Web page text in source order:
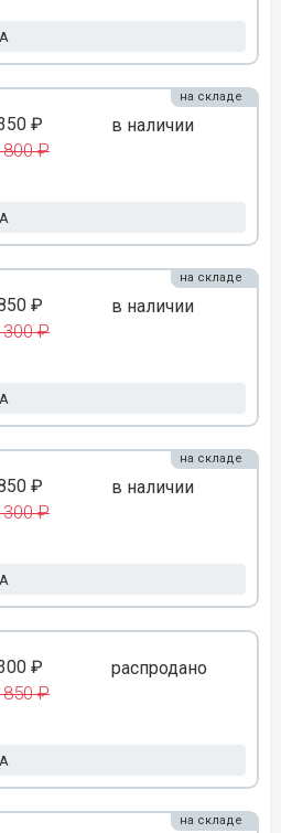
₽
800 ₽
в наличии
на складе
₽
300 ₽
в наличии
на складе
₽
300 ₽
в наличии
на складе
₽
850 ₽
распродано
на складе